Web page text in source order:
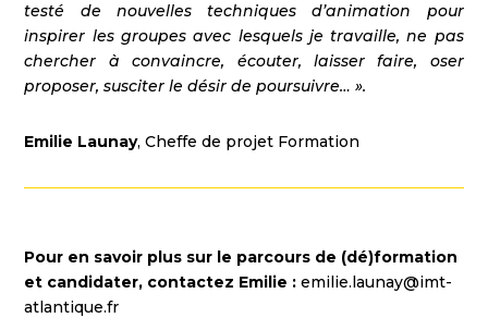
testé de nouvelles techniques d’animation pour
inspirer les groupes avec lesquels je travaille, ne pas
chercher à convaincre, écouter, laisser faire, oser
proposer, susciter le désir de poursuivre… ».
Emilie Launay, Cheffe de projet Formation
Pour en savoir plus sur le parcours de (dé)formation
et candidater, contactez Emilie : emilie.launay@imt-
atlantique.fr